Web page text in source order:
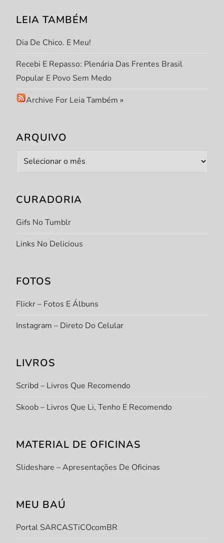
LEIA TAMBÉM
Dia De Chico. E Meu!
Recebi E Repasso: Plenária Das Frentes Brasil
Popular E Povo Sem Medo
Archive For Leia Também »
ARQUIVO
Arquivo
CURADORIA
Gifs No Tumblr
Links No Delicious
FOTOS
Flickr – Fotos E Álbuns
Instagram – Direto Do Celular
LIVROS
Scribd – Livros Que Recomendo
Skoob – Livros Que Li, Tenho E Recomendo
MATERIAL DE OFICINAS
Slideshare – Apresentações De Oficinas
MEU BAÚ
Portal SARCASTiCOcomBR